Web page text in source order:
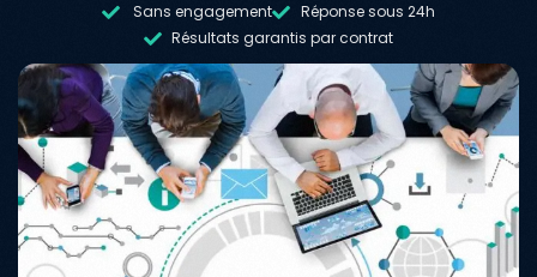
Sans engagement
Réponse sous 24h
Résultats garantis par contrat